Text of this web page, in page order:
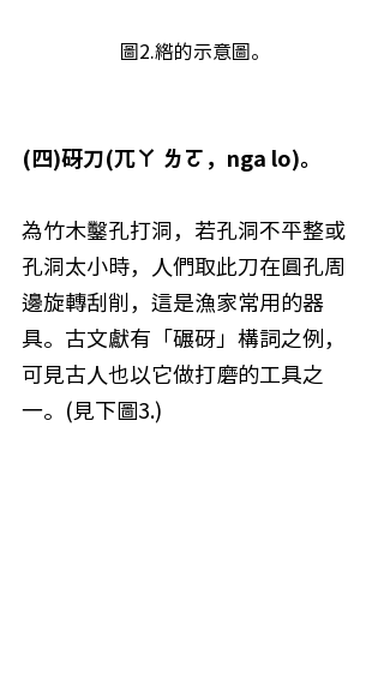
圖2.綹的示意圖。
(四)砑刀(兀ㄚ ㄌㄛ，nga lo)。
為竹木鑿孔打洞，若孔洞不平整或
孔洞太小時，人們取此刀在圓孔周
邊旋轉刮削，這是漁家常用的器
具。古文獻有「碾砑」構詞之例，
可見古人也以它做打磨的工具之
一。(見下圖3.)